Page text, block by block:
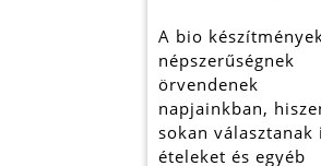
A bio
népszerűségnek
örvendenek
napjainkban,
sokan választanak
ételeket és egyéb